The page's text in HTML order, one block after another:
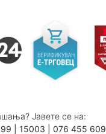
Јавете се на:
15003 076 455 609